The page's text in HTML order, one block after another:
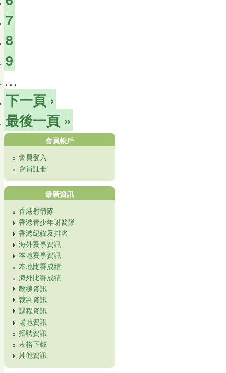
7
8
9
…
下一頁 ›
最後一頁 »
會員帳戶
會員登入
會員註冊
最新資訊
香港射箭隊
香港青少年射箭隊
香港紀錄及排名
海外賽事資訊
本地賽事資訊
本地比賽成績
海外比賽成績
教練資訊
裁判資訊
課程資訊
場地資訊
招聘資訊
表格下載
其他資訊